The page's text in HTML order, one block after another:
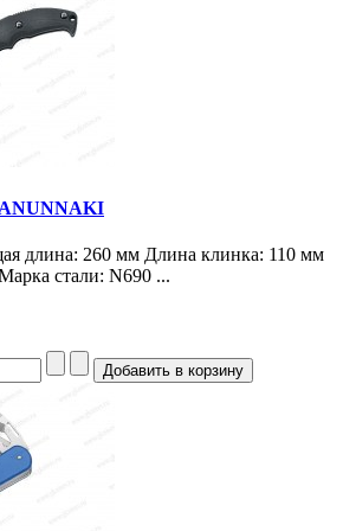
длина: 260 мм Длина клинка: 110 мм
стали: N690 ...